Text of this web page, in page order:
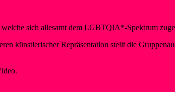
sich allesamt dem LGBTQIA*-Spektrum
künstlerischer Repräsentation stellt die